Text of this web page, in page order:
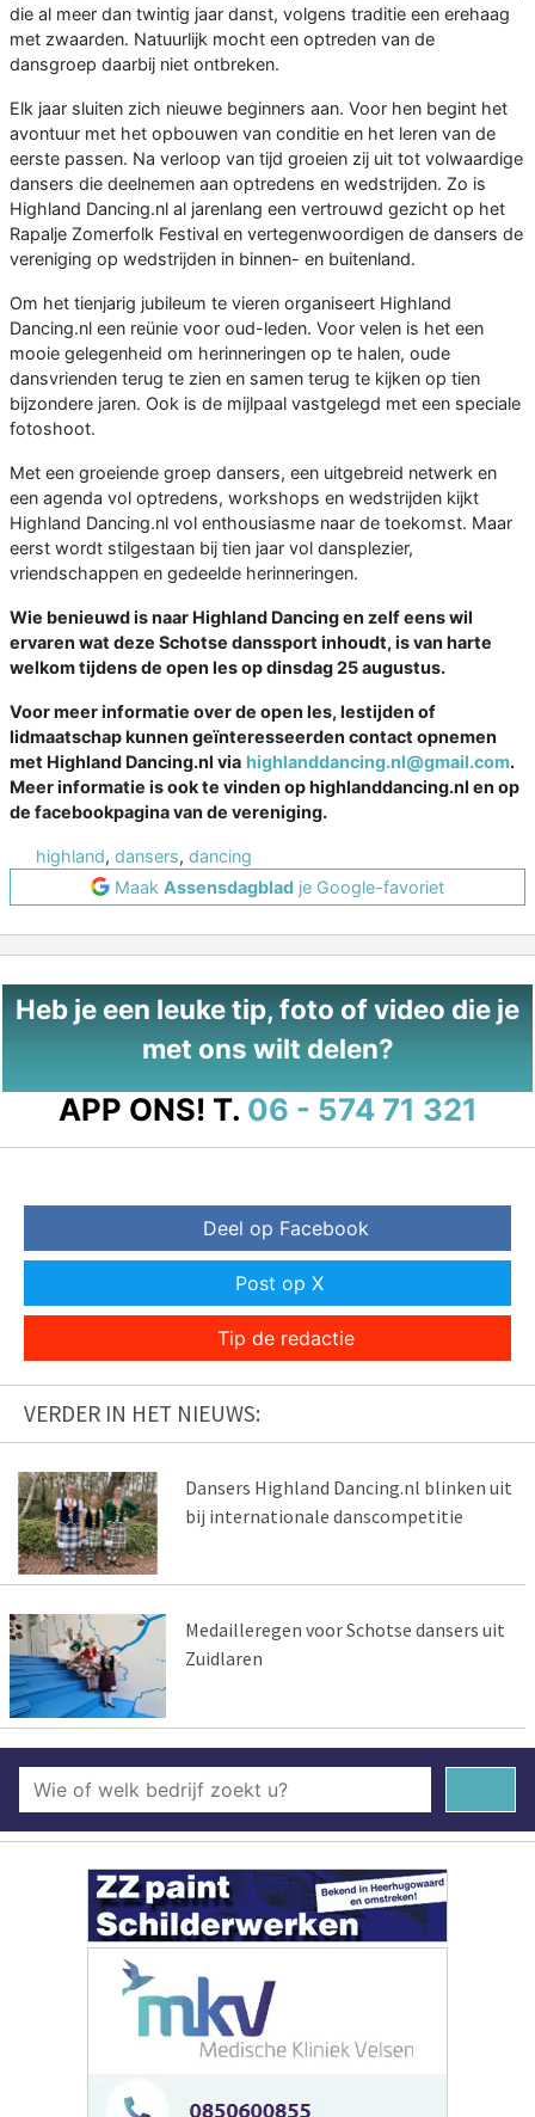
die al meer dan twintig jaar danst, volgens traditie een erehaag
met zwaarden. Natuurlijk mocht een optreden van de
dansgroep daarbij niet ontbreken.
Elk jaar sluiten zich nieuwe beginners aan. Voor hen begint het
avontuur met het opbouwen van conditie en het leren van de
eerste passen. Na verloop van tijd groeien zij uit tot volwaardige
dansers die deelnemen aan optredens en wedstrijden. Zo is
Highland Dancing.nl al jarenlang een vertrouwd gezicht op het
Rapalje Zomerfolk Festival en vertegenwoordigen de dansers de
vereniging op wedstrijden in binnen- en buitenland.
Om het tienjarig jubileum te vieren organiseert Highland
Dancing.nl een reünie voor oud-leden. Voor velen is het een
mooie gelegenheid om herinneringen op te halen, oude
dansvrienden terug te zien en samen terug te kijken op tien
bijzondere jaren. Ook is de mijlpaal vastgelegd met een speciale
fotoshoot.
Met een groeiende groep dansers, een uitgebreid netwerk en
een agenda vol optredens, workshops en wedstrijden kijkt
Highland Dancing.nl vol enthousiasme naar de toekomst. Maar
eerst wordt stilgestaan bij tien jaar vol dansplezier,
vriendschappen en gedeelde herinneringen.
Wie benieuwd is naar Highland Dancing en zelf eens wil
ervaren wat deze Schotse danssport inhoudt, is van harte
welkom tijdens de open les op dinsdag 25 augustus.
Voor meer informatie over de open les, lestijden of
lidmaatschap kunnen geïnteresseerden contact opnemen
met Highland Dancing.nl via highlanddancing.nl@gmail.com.
Meer informatie is ook te vinden op highlanddancing.nl en op
de facebookpagina van de vereniging.
highland, dansers, dancing
Maak Assensdagblad je Google-favoriet
Heb je een leuke tip, foto of video die je
met ons wilt delen?
APP ONS! T. 06 - 574 71 321
Deel op Facebook
Post op X
Tip de redactie
VERDER IN HET NIEUWS:
Dansers Highland Dancing.nl blinken uit
bij internationale danscompetitie
Medailleregen voor Schotse dansers uit
Zuidlaren